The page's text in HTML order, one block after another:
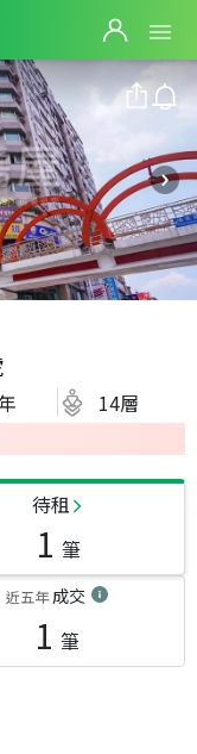
14層
待租
1 筆
近五年成交
1 筆